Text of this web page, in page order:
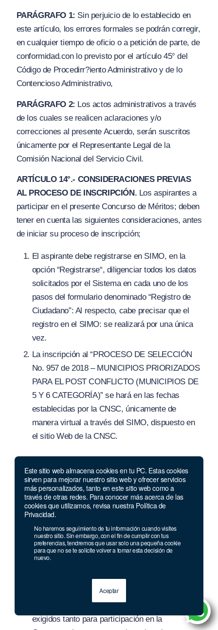
Este sitio web almacena cookies en tu PC. Estas cookies
sirven para mejorar nuestro sitio web y ofrecer servicios
más personalizados, tanto en este sitio web como a
través de otras redes. Para conocer más acerca de las
cookies que utilizamos, revisa nuestra Política de
Privacidad.
No haremos seguimiento de tu información cuando visites
nuestro sitio. Sin embargo, con el fin de cumplir con tus
preferencias, tendremos que usar solo una pequeña cookie
para que no se te solicite volver a tomar esta decisión de
nuevo.
Aceptar
PARÁGRAFO 1: Sin perjuicio de lo establecido en
este artículo, los errores formales se podrán corregir,
en cualquier tiempo de oficio o a petición de parte, de
conformidad.con lo previsto por el artículo 45° del
Código de Procedirr?iento Administrativo y de lo
Contencioso Administrativo,
PARÁGRAFO 2: Los actos administrativos a través
de los cuales se realicen aclaraciones y/o
correcciones al presente Acuerdo, serán suscritos
únicamente por el Representante Legal de la
Comisión Nacional del Servicio Civil.
ARTÍCULO 14°.- CONSIDERACIONES PREVIAS
AL PROCESO DE INSCRIPCIÓN. Los aspirantes a
participar en el presente Concurso de Méritos; deben
tener en cuenta las siguientes consideraciones, antes
de iniciar su proceso de inscripción;
El aspirante debe registrarse en SIMO, en la
opción “Registrarse“, diligenciar todos los datos
solicitados por el Sistema en cada uno de los
pasos del formulario denominado “Registro de
Ciudadano”: Al respecto, cabe precisar que el
registro en el SIMO: se realizará por una única
vez.
La inscripción al“PROCESO DE SELECCIÓN
No. 957 de 2018 – MUNICIPIOS PRIORIZADOS
PARA EL POST CONFLICTO (MUNICIPIOS DE
5Y 6 CATEGORÍA)” se hará en las fechas
establecidas por la CNSC, únicamente de
manera virtual a través del SIMO, dispuesto en
el sitio Web de la CNSC.
SIMO, el aspirante debe leer cuidadosamente las
indicaciones y orientaciones señaladas en el Manual
de Usuario dispuesto, yver los videos tutoriales que
se encuentran en el icono de
el símbolo(?) de cada formulario que se debe
diligenciar en el aplicativo.
www.cnsc.gov.co enlace SIMO, con su usuario y
contraseña, completar los datos básicos y
señalar que cumple con los requisitos mínimos
exigidos tanto para participación en la